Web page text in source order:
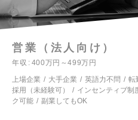
営業（法人向け）
年収
400万円～499万円
上場企業
大手企業 英語力不問 転
採用（未経験可）
インセンティブ制
ク可能
副業してもOK